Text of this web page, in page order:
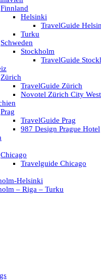
Finnland
Helsinki
TravelGuide
Turku
Schweden
Stockholm
TravelGuide
Zürich
TravelGuide Zürich
Novotel Zürich City West
Prag
TravelGuide Prag
987 Design Prague Hotel
Chicago
Travelguide Chicago
Helsinki
– Riga – Turku